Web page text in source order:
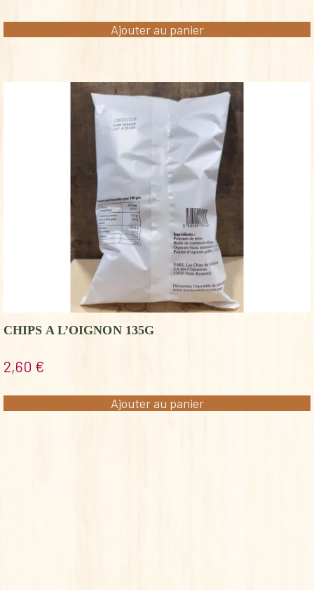
Ajouter au panier
CHIPS A L’OIGNON 135G
2,60 €
Ajouter au panier